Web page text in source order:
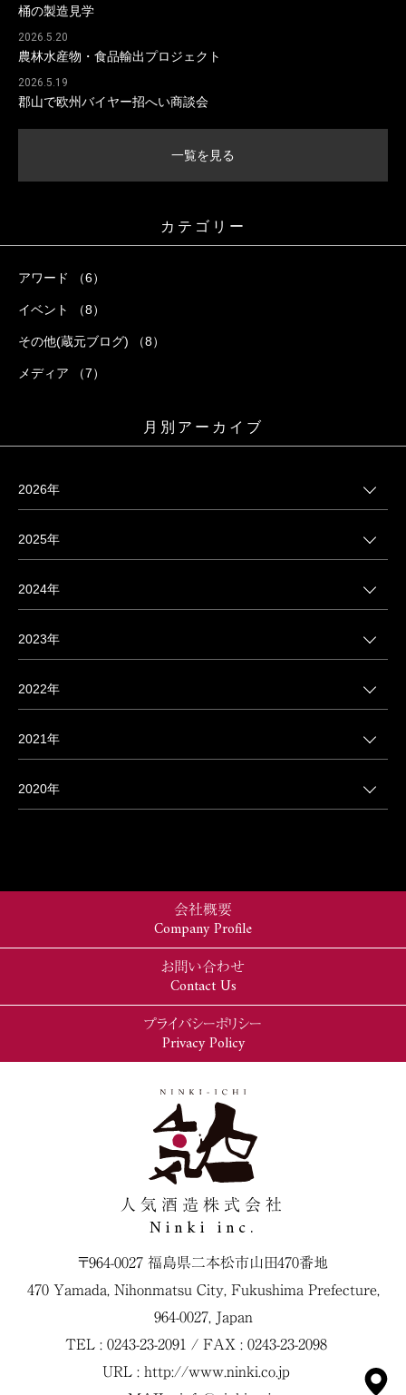
桶の製造見学
2026.5.20
農林水産物・食品輸出プロジェクト
2026.5.19
郡山で欧州バイヤー招へい商談会
一覧を見る
カテゴリー
アワード （6）
イベント （8）
その他(蔵元ブログ) （8）
メディア （7）
月別アーカイブ
2026年
2025年
2024年
2023年
2022年
2021年
2020年
会社概要
Company Profile
お問い合わせ
Contact Us
プライバシーポリシー
Privacy Policy
人気酒造株式会社
Ninki inc.
〒964-0027 福島県二本松市山田470番地
470 Yamada, Nihonmatsu City, Fukushima Prefecture,
964-0027, Japan
TEL : 0243-23-2091 / FAX : 0243-23-2098
URL : http://www.ninki.co.jp